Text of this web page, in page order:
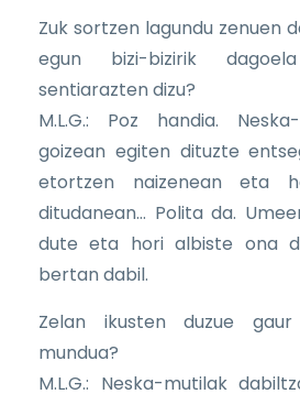
Zuk sortzen lagundu zenuen
egun bizi-bizirik
sentiarazten dizu?
M.L.G.: Poz handia.
goizean egiten dituzte
etortzen naizenean eta
ditudanean… Polita da.
dute eta hori albiste ona
bertan dabil.
Zelan ikusten duzue
mundua?
M.L.G.: Neska-mutilak